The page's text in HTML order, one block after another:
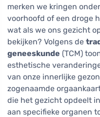
merken we kringen
voorhoofd of een droge
wat als we ons gezicht
bekijken? Volgens de
geneeskunde (TCM)
esthetische
van onze innerlijke
zogenaamde
die het gezicht opdeelt
aan specifieke organen